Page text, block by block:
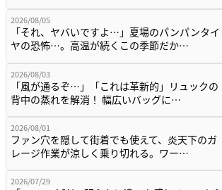
2026/08/05
「それ、ヤバいですよ…」夏場のパンパンタイ
ヤの恐怖…。高温が続くこの季節だか…
2026/08/03
「風が通るぞ…」「これは革新的」リュックの
背中の蒸れを解消！ 幅広いバッグに…
2026/08/01
ファン穴を隠して街着でも使えて、炎天下のガ
レージ作業が涼しく乗り切れる。ワー…
2026/07/29